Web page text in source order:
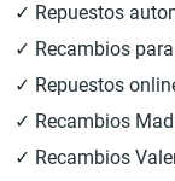
✓ Repuestos
✓ Recambios
✓ Repuestos
✓ Recambios
✓ Recambios